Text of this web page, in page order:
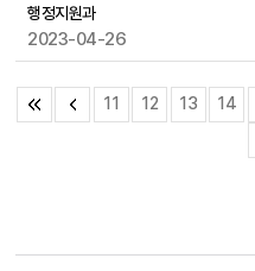
행정지원과
2023-04-26
11 12 13 14